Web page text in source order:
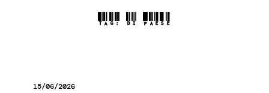
TAG: DI PAESE
15/06/2026